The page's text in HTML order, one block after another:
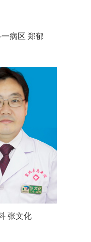
病区 郑郁
张文化